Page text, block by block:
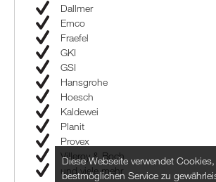
Dallmer
Emco
Fraefel
GKI
GSI
Hansgrohe
Hoesch
Kaldewei
Planit
Provex
Villeroy & Boch
und viele mehr
Diese Webseite verwendet
bestmöglichen Service zu